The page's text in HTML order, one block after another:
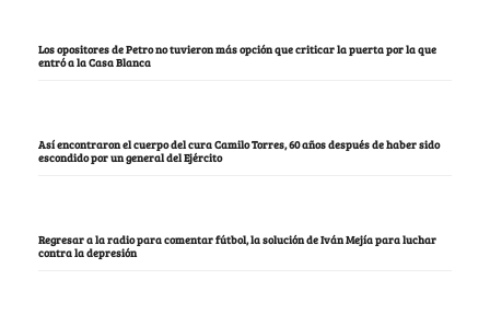
Los opositores de Petro no tuvieron más opción que criticar la puerta por la que
entró a la Casa Blanca
Así encontraron el cuerpo del cura Camilo Torres, 60 años después de haber sido
escondido por un general del Ejército
Regresar a la radio para comentar fútbol, la solución de Iván Mejía para luchar
contra la depresión